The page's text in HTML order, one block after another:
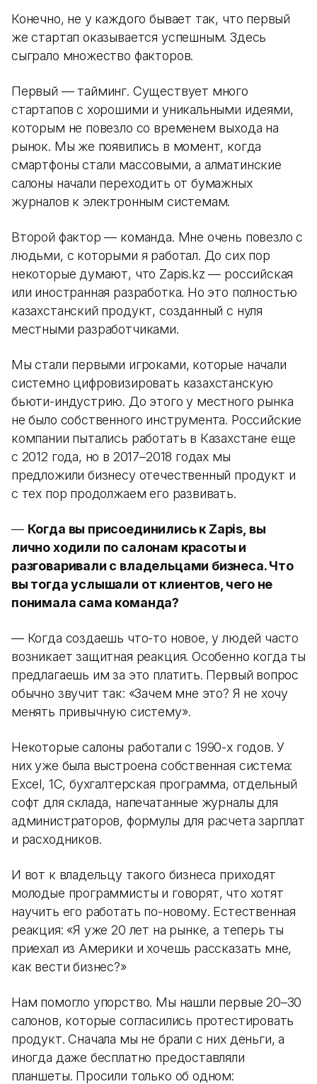
Конечно, не у каждого бывает так, что первый
же стартап оказывается успешным. Здесь
сыграло множество факторов.
Первый — тайминг. Существует много
стартапов с хорошими и уникальными идеями,
которым не повезло со временем выхода на
рынок. Мы же появились в момент, когда
смартфоны стали массовыми, а алматинские
салоны начали переходить от бумажных
журналов к электронным системам.
Второй фактор — команда. Мне очень повезло с
людьми, с которыми я работал. До сих пор
некоторые думают, что Zapis.kz — российская
или иностранная разработка. Но это полностью
казахстанский продукт, созданный с нуля
местными разработчиками.
Мы стали первыми игроками, которые начали
системно цифровизировать казахстанскую
бьюти-индустрию. До этого у местного рынка
не было собственного инструмента. Российские
компании пытались работать в Казахстане еще
с 2012 года, но в 2017–2018 годах мы
предложили бизнесу отечественный продукт и
с тех пор продолжаем его развивать.
— Когда вы присоединились к Zapis, вы
лично ходили по салонам красоты и
разговаривали с владельцами бизнеса. Что
вы тогда услышали от клиентов, чего не
понимала сама команда?
— Когда создаешь что-то новое, у людей часто
возникает защитная реакция. Особенно когда ты
предлагаешь им за это платить. Первый вопрос
обычно звучит так: «Зачем мне это? Я не хочу
менять привычную систему».
Некоторые салоны работали с 1990-х годов. У
них уже была выстроена собственная система:
Excel, 1С, бухгалтерская программа, отдельный
софт для склада, напечатанные журналы для
администраторов, формулы для расчета зарплат
и расходников.
И вот к владельцу такого бизнеса приходят
молодые программисты и говорят, что хотят
научить его работать по-новому. Естественная
реакция: «Я уже 20 лет на рынке, а теперь ты
приехал из Америки и хочешь рассказать мне,
как вести бизнес?»
Нам помогло упорство. Мы нашли первые 20–30
салонов, которые согласились протестировать
продукт. Сначала мы не брали с них деньги, а
иногда даже бесплатно предоставляли
планшеты. Просили только об одном: